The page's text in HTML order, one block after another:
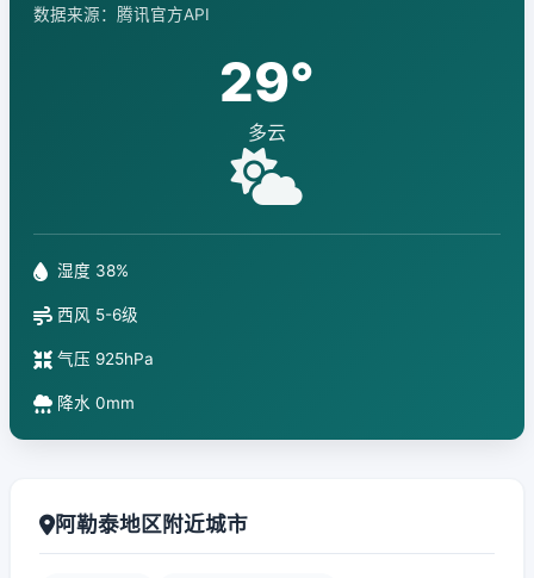
数据来源：腾讯官方API
29°
多云
湿度 38%
西风 5-6级
气压 925hPa
降水 0mm
阿勒泰地区附近城市